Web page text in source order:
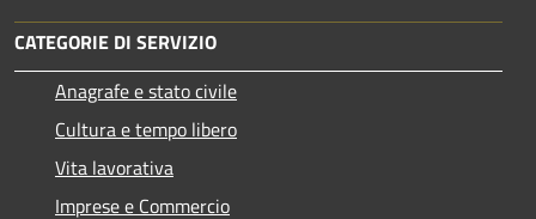
CATEGORIE DI SERVIZIO
Anagrafe e stato civile
Cultura e tempo libero
Vita lavorativa
Imprese e Commercio